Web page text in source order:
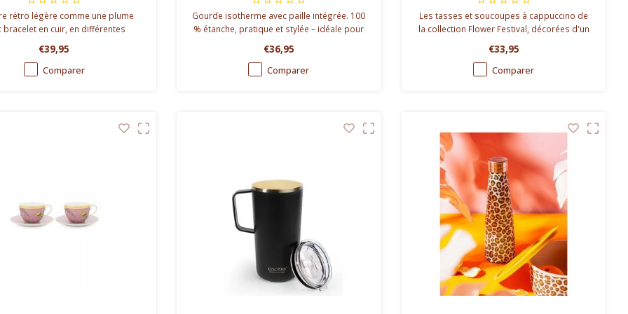
rétro légère comme une plume
bracelet en cuir, en différentes
€39,95
Comparer
Gourde isotherme avec paille intégrée. 100
% étanche, pratique et stylée – idéale pour
€36,95
Comparer
Les tasses et soucoupes à cappuccino de
la collection Flower Festival, décorées d'un
imaginatives avec des feuilles bleu clair et
vertes.
€33,95
Comparer